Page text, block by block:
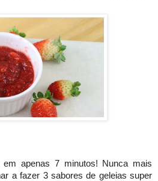
apenas 7 minutos! Nunca mais
a fazer 3 sabores de geleias super